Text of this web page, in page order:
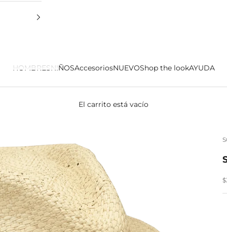
HOMBRESNIÑOSAccesoriosNUEVOShop the lookAYUDA
El carrito está vacío